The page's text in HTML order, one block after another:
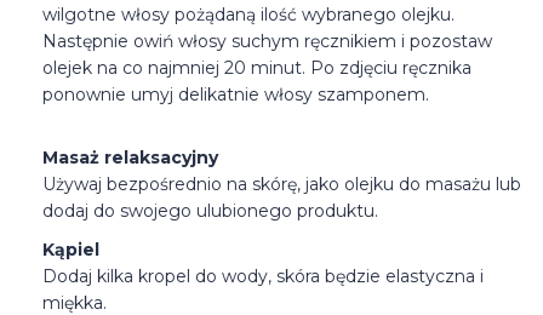
wilgotne włosy pożądaną ilość wybranego olejku.
Następnie owiń włosy suchym ręcznikiem i pozostaw
olejek na co najmniej 20 minut. Po zdjęciu ręcznika
ponownie umyj delikatnie włosy szamponem.
Masaż relaksacyjny
Używaj bezpośrednio na skórę, jako olejku do masażu lub
dodaj do swojego ulubionego produktu.
Kąpiel
Dodaj kilka kropel do wody, skóra będzie elastyczna i
miękka.